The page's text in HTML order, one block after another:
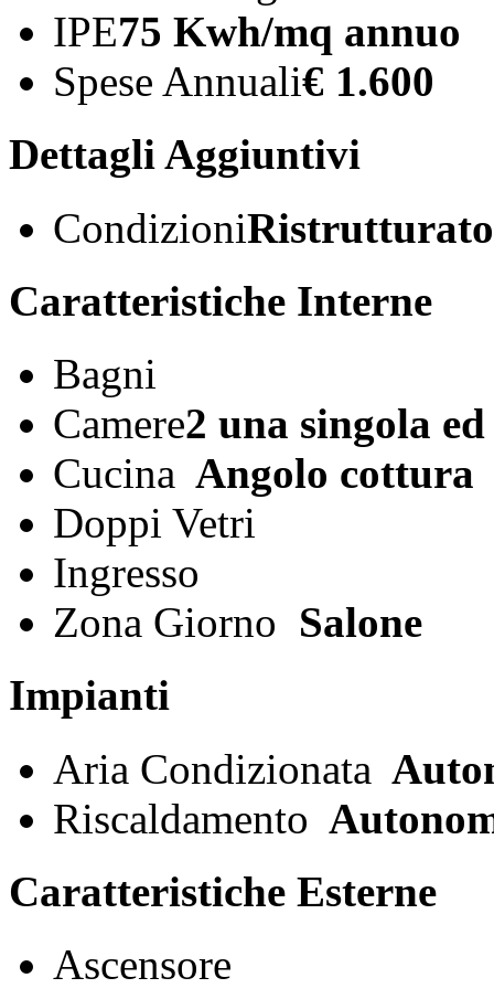
IPE75 Kwh/mq annuo
Spese Annuali€ 1.600
Dettagli Aggiuntivi
CondizioniRistrutturato
Caratteristiche Interne
Bagni
Camere2 una singola
Cucina Angolo cottura
Doppi Vetri
Ingresso
Zona Giorno Salone
Impianti
Aria Condizionata
Riscaldamento
Caratteristiche Esterne
Ascensore